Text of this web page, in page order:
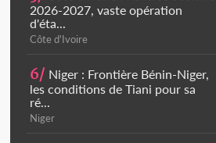
2026-2027, vaste opération
d'éta...
Côte d'Ivoire
6/ Niger : Frontière Bénin-Niger,
les conditions de Tiani pour sa
ré...
Niger